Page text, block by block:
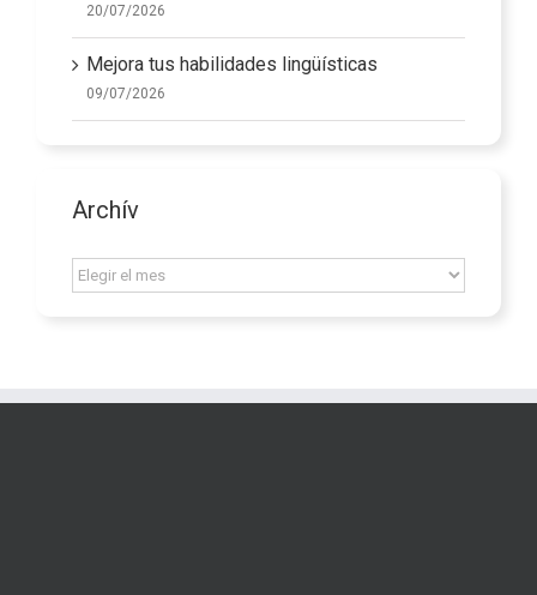
20/07/2026
Mejora tus habilidades lingüísticas
09/07/2026
Archív
Archív